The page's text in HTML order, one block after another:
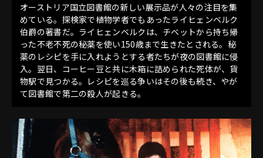
オーストリア国立図書館の新しい展示品が人々の注目を集
めている。探検家で植物学者でもあったライヒェンベルク
伯爵の著書だ。ライヒェンベルクは、チベットから持ち帰
った不老不死の秘薬を使い150歳まで生きたとされる。秘
薬のレシピを手に入れようとする者たちが夜の図書館に侵
入。翌日、コーヒー豆と共に木箱に詰められた死体が、貨
物駅で見つかる。レシピを巡る争いはその後も続き、やが
て図書館で第二の殺人が起きる。